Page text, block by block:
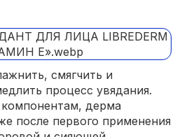
смягчить и
процесс увядания.
дерма
после первого применения